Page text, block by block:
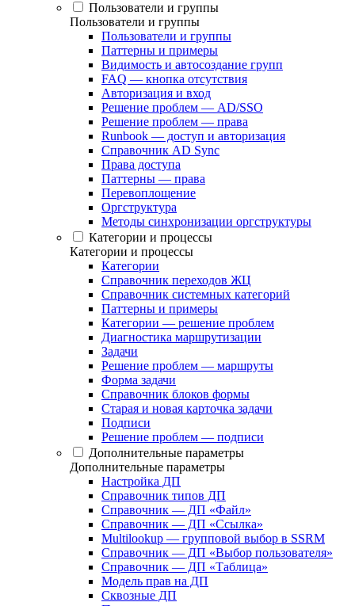
Пользователи и группы
Пользователи и группы
Пользователи и группы
Паттерны и примеры
Видимость и автосоздание групп
FAQ — кнопка отсутствия
Авторизация и вход
Решение проблем — AD/SSO
Решение проблем — права
Runbook — доступ и авторизация
Справочник AD Sync
Права доступа
Паттерны — права
Перевоплощение
Оргструктура
Методы синхронизации оргструктуры
Категории и процессы
Категории и процессы
Категории
Справочник переходов ЖЦ
Справочник системных категорий
Паттерны и примеры
Категории — решение проблем
Диагностика маршрутизации
Задачи
Решение проблем — маршруты
Форма задачи
Справочник блоков формы
Старая и новая карточка задачи
Подписи
Решение проблем — подписи
Дополнительные параметры
Дополнительные параметры
Настройка ДП
Справочник типов ДП
Справочник — ДП «Файл»
Справочник — ДП «Ссылка»
Multilookup — групповой выбор в SSRM
Справочник — ДП «Выбор пользователя»
Справочник — ДП «Таблица»
Модель прав на ДП
Сквозные ДП